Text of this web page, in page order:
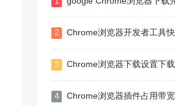
2 Chrome浏览器开发者工具快捷
3 Chrome浏览器下载设置下
4 Chrome浏览器插件占用带宽过高是否影